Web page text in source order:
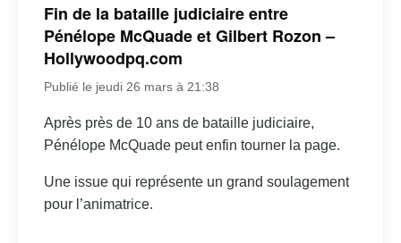
Fin de la bataille judiciaire entre
Pénélope McQuade et Gilbert Rozon –
Hollywoodpq.com
Publié le jeudi 26 mars à 21:38
Après près de 10 ans de bataille judiciaire,
Pénélope McQuade peut enfin tourner la page.
Une issue qui représente un grand soulagement
pour l’animatrice.